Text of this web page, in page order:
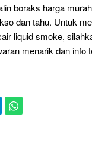
boraks harga
dan tahu. Untuk
liquid smoke,
menarik dan info